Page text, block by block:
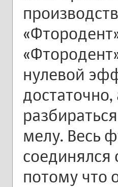
нулевой
мелу. Весь
соединялся
потому что